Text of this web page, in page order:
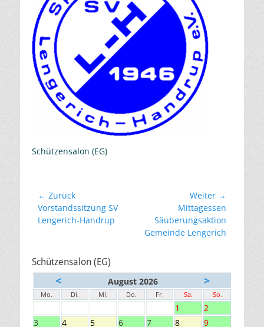
Schützensalon (EG)
Beitragsnavigation
← Zurück
Vorheriger
Beitrag:
Vorstandssitzung SV
Lengerich-Handrup
Weiter →
Beitrag:
Mittagessen
Säuberungsaktion
Gemeinde Lengerich
Schützensalon (EG)
< August 2026 >
Mo. Di. Mi. Do. Fr. Sa. So.
1
2
3
4 5 6 7 8
9